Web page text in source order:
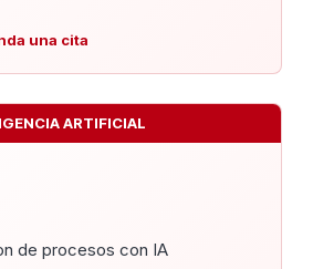
una cita
ARTIFICIAL
de procesos con IA